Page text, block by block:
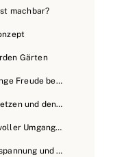
machbar?
Gärten
6. Die Pflege: Damit euer Garten lange Freude bereitet
7. Gestaltungselemente: Akzente setzen und den Garten veredeln
8. Nachhaltigkeit: Verantwortungsvoller Umgang mit der Natur
9. Der Garten als Rückzugsort: Entspannung und Wohlbefinden